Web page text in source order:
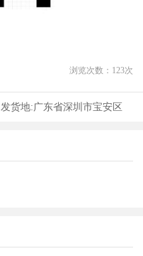
浏览次数： 123次
发货地:广东省深圳市宝安区